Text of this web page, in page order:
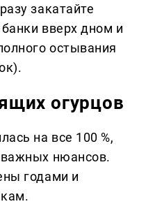
закатайте
вверх дном и
остывания
огурцов
на все 100 %,
нюансов.
годами и